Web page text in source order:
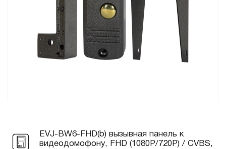
EVJ-BW6-FHD(b) вызывная панель к
видеодомофону, FHD (1080P/720P) / CVBS,